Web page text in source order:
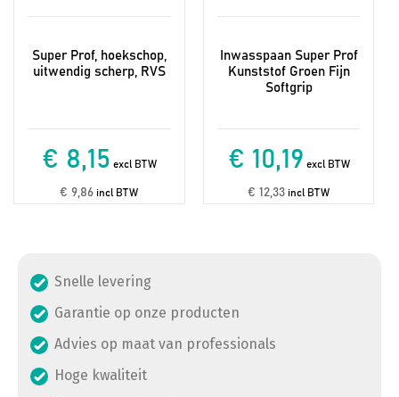
Super Prof, hoekschop,
uitwendig scherp, RVS
€ 8,15 excl BTW
€ 9,86 incl BTW
Inwasspaan Super Prof
Kunststof Groen Fijn
Softgrip
€ 10,19 excl BTW
€ 12,33 incl BTW
Snelle levering
Garantie op onze producten
Advies op maat van professionals
Hoge kwaliteit